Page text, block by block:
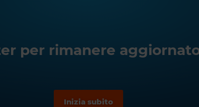
per rimanere